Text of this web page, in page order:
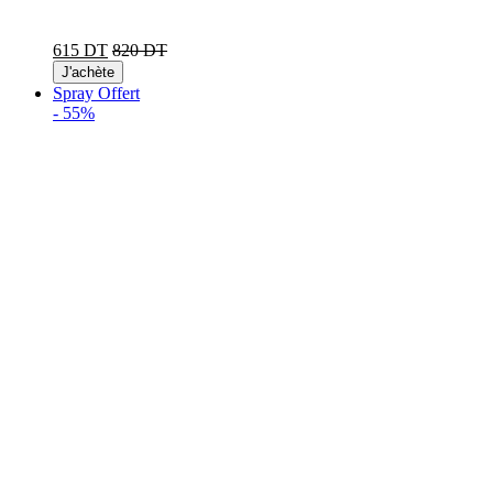
615 DT 820 DT
J'achète
Spray Offert
- 55%